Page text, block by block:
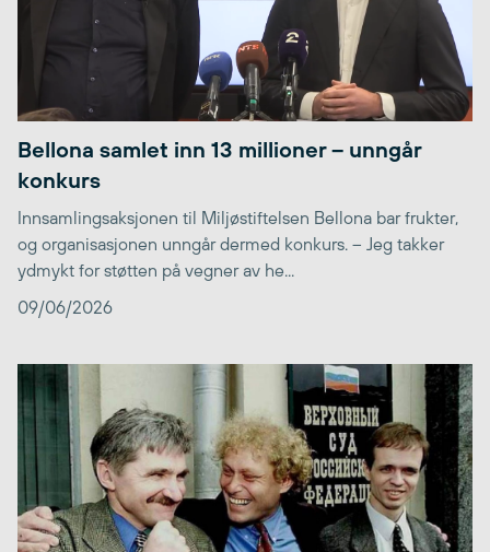
Bellona samlet inn 13 millioner – unngår
konkurs
Innsamlingsaksjonen til Miljøstiftelsen Bellona bar frukter,
og organisasjonen unngår dermed konkurs. – Jeg takker
ydmykt for støtten på vegner av he...
09/06/2026